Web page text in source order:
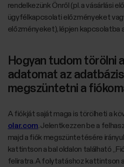
rendelkezünk Önről (pl. a vásárlási
ügyfélkapcsolati előzményeket
előzményeket), lépjen kapcsolatba
Hogyan tudom törölni
adatomat az
megszüntetni a
A fiókját saját maga is törölheti a
olar.com. Jelentkezzen be a
majd a fiók megszüntetésére
kattintson a bal oldalon található
feliratra. A folytatáshoz kattintson